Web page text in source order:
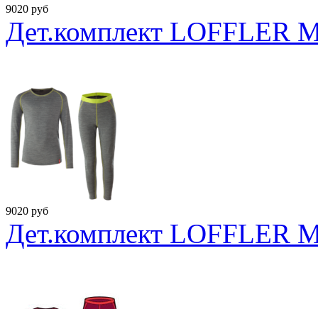
9020 руб
Дет.комплект LOFFLER
9020 руб
Дет.комплект LOFFLER